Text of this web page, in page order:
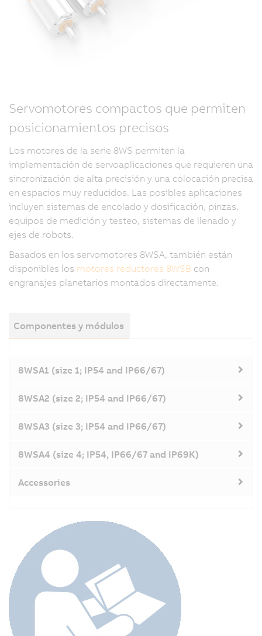
Servomotores compactos que permiten
posicionamientos precisos
Los motores de la serie 8WS permiten la
implementación de servoaplicaciones que requieren una
sincronización de alta precisión y una colocación precisa
en espacios muy reducidos. Las posibles aplicaciones
incluyen sistemas de encolado y dosificación, pinzas,
equipos de medición y testeo, sistemas de llenado y
ejes de robots.
Basados en los servomotores 8WSA, también están
disponibles los motores reductores 8WSB con
engranajes planetarios montados directamente.
Componentes y módulos
8WSA1 (size 1; IP54 and IP66/67)
8WSA2 (size 2; IP54 and IP66/67)
8WSA3 (size 3; IP54 and IP66/67)
8WSA4 (size 4; IP54, IP66/67 and IP69K)
Accessories